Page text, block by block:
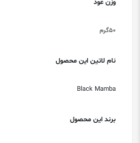
وزن عود
50گرم
نام لاتین این محصول
Black Mamba
برند این محصول